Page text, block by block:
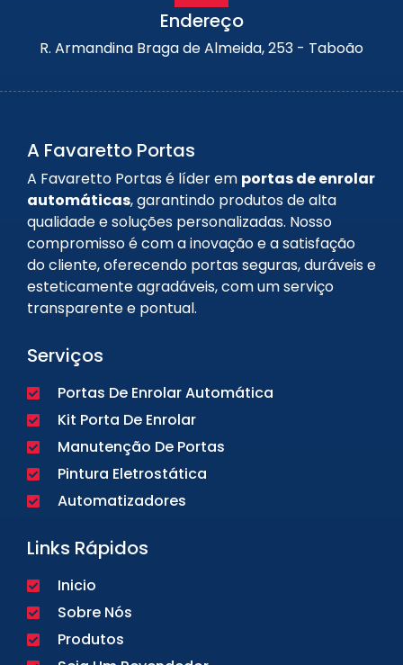
Endereço
R. Armandina Braga de Almeida, 253 - Taboão
A Favaretto Portas
A Favaretto Portas é líder em portas de enrolar
automáticas, garantindo produtos de alta
qualidade e soluções personalizadas. Nosso
compromisso é com a inovação e a satisfação
do cliente, oferecendo portas seguras, duráveis e
esteticamente agradáveis, com um serviço
transparente e pontual.
Serviços
Portas De Enrolar Automática
Kit Porta De Enrolar
Manutenção De Portas
Pintura Eletrostática
Automatizadores
Links Rápidos
Inicio
Sobre Nós
Produtos